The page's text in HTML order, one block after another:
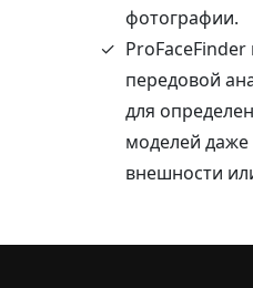
фотографии.
ProFaceFinder
передовой
для
моделей
внешности